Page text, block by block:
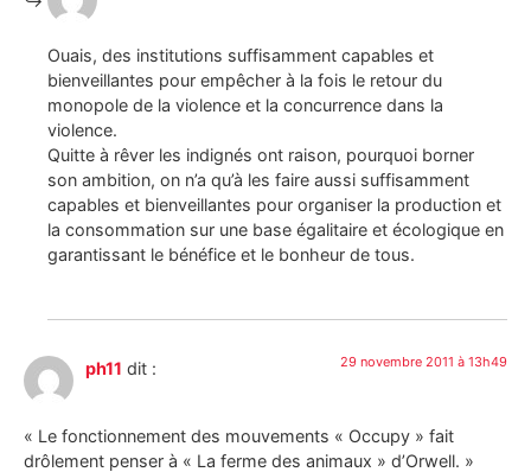
Ouais, des institutions suffisamment capables et
bienveillantes pour empêcher à la fois le retour du
monopole de la violence et la concurrence dans la
violence.
Quitte à rêver les indignés ont raison, pourquoi borner
son ambition, on n’a qu’à les faire aussi suffisamment
capables et bienveillantes pour organiser la production et
la consommation sur une base égalitaire et écologique en
garantissant le bénéfice et le bonheur de tous.
ph11 dit : 29 novembre 2011 à 13h49
« Le fonctionnement des mouvements « Occupy » fait
drôlement penser à « La ferme des animaux » d’Orwell. »